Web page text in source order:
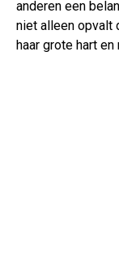
anderen een
niet alleen opvalt
haar grote hart